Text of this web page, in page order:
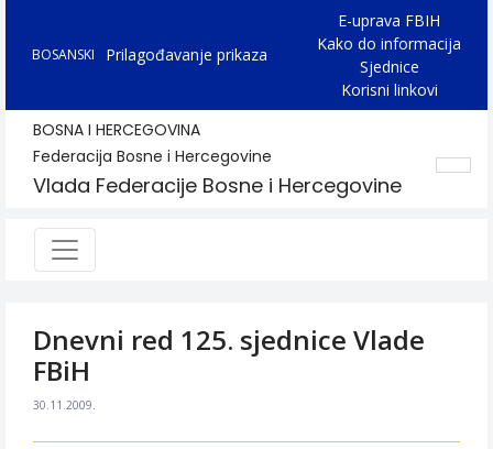
BOSANSKI Prilagođavanje prikaza
E-uprava FBIH
Kako do informacija
Sjednice
Korisni linkovi
BOSNA I HERCEGOVINA
Federacija Bosne i Hercegovine
Vlada Federacije Bosne i Hercegovine
Dnevni red 125. sjednice Vlade
FBiH
30.11.2009.